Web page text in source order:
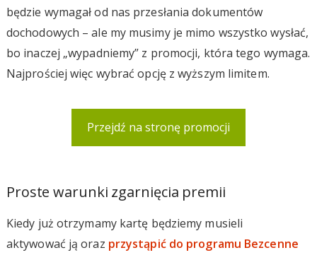
będzie wymagał od nas przesłania dokumentów
dochodowych – ale my musimy je mimo wszystko wysłać,
bo inaczej „wypadniemy” z promocji, która tego wymaga.
Najprościej więc wybrać opcję z wyższym limitem.
Przejdź na stronę promocji
Proste warunki zgarnięcia premii
Kiedy już otrzymamy kartę będziemy musieli
aktywować ją oraz przystąpić do programu Bezcenne